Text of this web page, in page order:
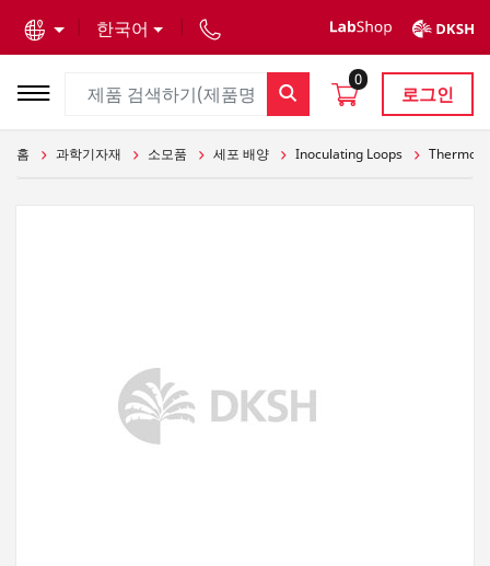
한국어
0
로그인
홈 과학기자재 소모품 세포 배양 Inoculating Loops Thermo